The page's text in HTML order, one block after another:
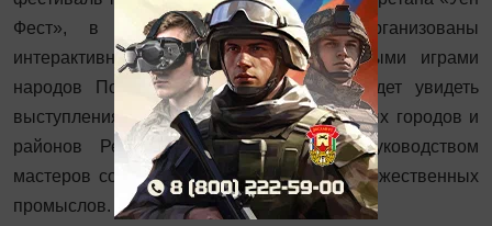
Фест», в рамках которого будут организованы
интерактивные площадки с национальными играми
народов Поволжья. Здесь же можно будет увидеть
выступления детских коллективов из разных городов и
районов Республики Татарстан, под руководством
мастеров создать красивое народных художественных
промыслов.